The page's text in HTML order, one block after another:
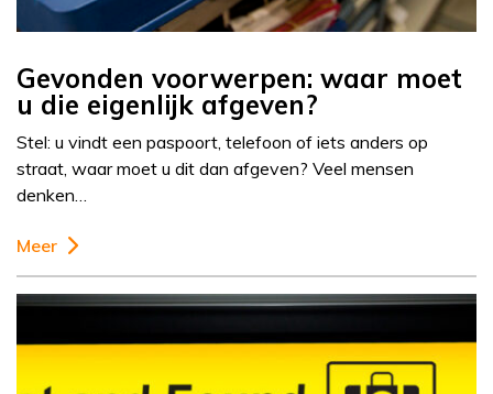
Gevonden voorwerpen: waar moet
u die eigenlijk afgeven?
Stel: u vindt een paspoort, telefoon of iets anders op
straat, waar moet u dit dan afgeven? Veel mensen
denken…
Meer